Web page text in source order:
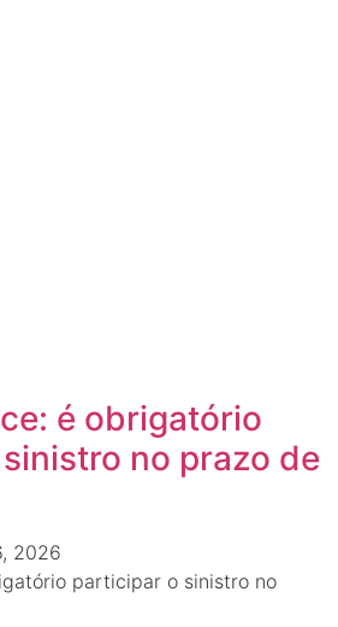
é obrigatório
no prazo de
2026
participar o sinistro no